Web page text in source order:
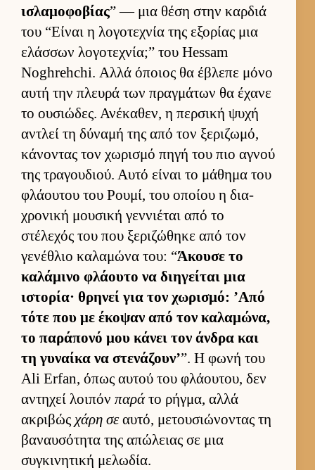
ισλαμοφοβίας” — μια θέση στην καρ­διά
του “Εί­ναι η λογοτεχνία της εξορίας μια
ελάσ­σων λογοτεχνία;” του Hessam
Noghrehchi. Αλλά όποιος θα έβλεπε μόνο
αυτή την πλευρά των πραγ­μάτων θα έχανε
το ου­σιώδες. Ανέκαθεν, η περ­σική ψυχή
αντλεί τη δύναμή της από τον ξεριζωμό,
κάνοντας τον χωρισμό πηγή του πιο αγνού
της τραγου­διού. Αυτό εί­ναι το μάθημα του
φλάου­του του Ρου­μί, του οποίου η δια­
χρονική μου­σική γεν­νιέται από το
στέλεχός του που ξεριζώθηκε από τον
γενέθλιο καλαμώνα του: “Άκουσε το
καλάμινο φλάουτο να διηγεί­ται μια
ιστορία· θρηνεί για τον χωρισμό: ’Από
τότε που με έκοψαν από τον καλαμώνα,
το παράπονό μου κάνει τον άν­δρα και
τη γυναίκα να στενάζουν’”. Η φωνή του
Ali Erfan, όπως αυ­τού του φλάου­του, δεν
αντηχεί λοι­πόν παράτο ρήγ­μα, αλλά
ακριβώς χάρη σεαυ­τό, μετου­σιώνοντας τη
βαναυ­σότητα της απώλειας σε μια
συγκινητική μελωδία.